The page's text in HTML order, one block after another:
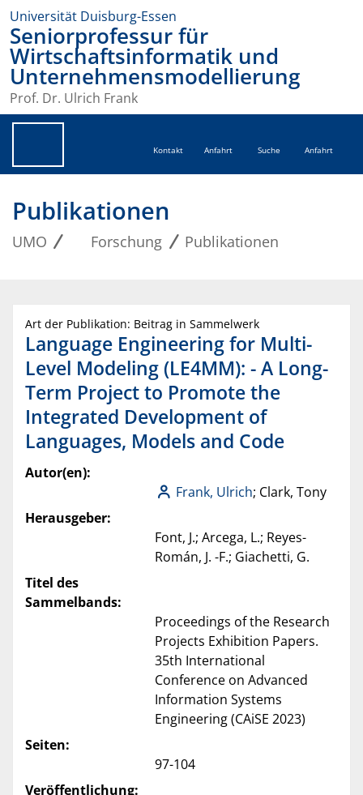
Universität Duisburg-Essen
Seniorprofessur für
Wirtschaftsinformatik und
Unternehmensmodellierung
Prof. Dr. Ulrich Frank
Kontakt Anfahrt Suche Anfahrt
Publikationen
UMO Forschung Publikationen
Art der Publikation: Beitrag in Sammelwerk
Language Engineering for Multi-
Level Modeling (LE4MM): - A Long-
Term Project to Promote the
Integrated Development of
Languages, Models and Code
Autor(en):
Frank, Ulrich; Clark, Tony
Herausgeber:
Font, J.; Arcega, L.; Reyes-
Román, J. -F.; Giachetti, G.
Titel des
Sammelbands:
Proceedings of the Research
Projects Exhibition Papers.
35th International
Conference on Advanced
Information Systems
Engineering (CAiSE 2023)
Seiten:
97-104
Veröffentlichung: